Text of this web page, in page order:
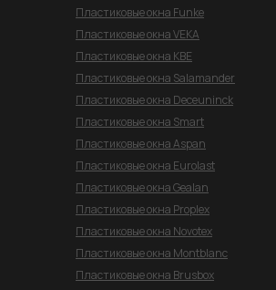
Пластиковые окна Funke
Пластиковые окна VEKA
Пластиковые окна KBE
Пластиковые окна Salamander
Пластиковые окна Deceuninck
Пластиковые окна Smart
Пластиковые окна Aspan
Пластиковые окна Eurolast
Пластиковые окна Gealan
Пластиковые окна Proplex
Пластиковые окна Novotex
Пластиковые окна Montblanc
Пластиковые окна Brusbox